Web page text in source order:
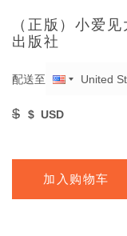
（正版）小爱
出版社
配送至
$ $ USD
加入购物车